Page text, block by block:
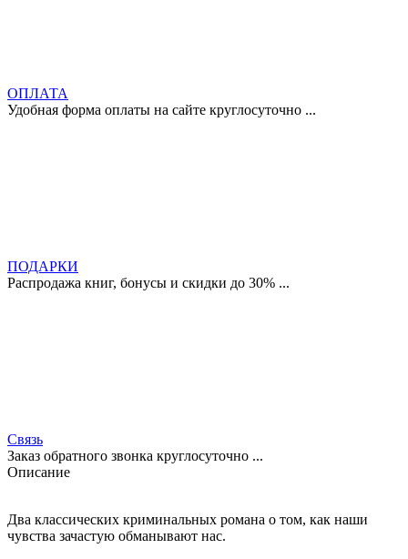
ОПЛАТА
Удобная форма оплаты на сайте круглосуточно ...
ПОДАРКИ
Распродажа книг, бонусы и скидки до 30% ...
Связь
Заказ обратного звонка круглосуточно ...
Описание
Два классических криминальных романа о том, как наши
чувства зачастую обманывают нас.